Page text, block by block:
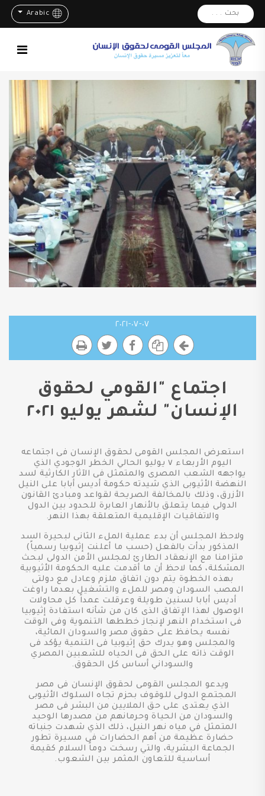
بحث . . . Arabic
٠٧-٠٧-٢٠٢١
اجتماع "القومي لحقوق
الإنسان" لشهر يوليو ٢٠٢١
استعرض المجلس القومى لحقوق الإنسان فى اجتماعه
اليوم الأربعاء ٧ يوليو الحالي الخطر الوجودي الذي
يواجهه الشعب المصرى والمتمثل فى الآثار الكارثية لسد
النهضة الأثيوبى الذي شيدته حكومة أديس أبابا على النيل
الأزرق، وذلك بالمخالفة الصريحة لقواعد ومبادئ القانون
الدولى فيما يتعلق بالأنهار العابرة للحدود بين الدول
والاتفاقيات الإقليمية المتعلقة بهذا النهر.
ولاحظ المجلس أن بدء عملية الملء الثانى لبحيرة السد
المذكور بدأت بالفعل (حسب ما أعلنت إثيوبيا رسمياً)
متزامنا مع الإنعقاد الطارئ لمجلس الأمن الدولى لبحث
المشكلة، كما لاحظ أن ما أقدمت عليه الحكومة الأثيوبية
بهذه الخطوة يتم دون اتفاق ملزم وعادل مع دولتى
المصب السودان ومصر للملء والتشغيل بعدما راوغت
أديس أبابا لسنين طويلة وعرقلت عمداً كل محاولات
الوصول لهذا الإتفاق الذى كان من شأنه استفادة إثيوبيا
فى استخدام النهر لإنجاز خططها التنموية وفى الوقت
نفسه يحافظ على حقوق مصر والسودان المائية،
والمجلس وهو يدرك حق إثيوبيا فى التنمية يؤكد فى
الوقت ذاته على الحق فى الحياه للشعبين المصري
والسوداني أساس كل الحقوق.
ويدعو المجلس القومى لحقوق الإنسان فى مصر
المجتمع الدولى للوقوف بحزم تجاه السلوك الأثيوبى
الذي يعتدى على حق الملايين من البشر فى مصر
والسودان من الحياة وحرمانهم من مصدرها الوحيد
المتمثل في مياه نهر النيل، ذلك الذي شهدت جنباته
حضارة عظيمة من أهم الحضارات فى مسيرة تطور
الجماعة البشرية، والتي رسخت دوماً السلام كقيمة
أساسية للتعاون المثمر بين الشعوب.